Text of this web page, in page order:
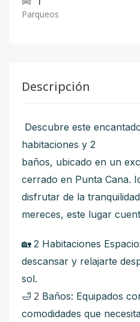
Parqueos
Descripción
Descubre este
habitaciones y 2
baños, ubicado en un
cerrado en Punta Cana.
disfrutar de la
mereces, este lugar
🏡 2 Habitaciones
descansar y relajarte
sol.
🛁 2 Baños: Equipados
comodidades que